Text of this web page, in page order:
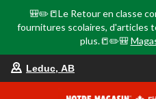
🎒✏️📒Le Retour en classe
fournitures scolaires, d'articles
plus.📒✏️🎒
Leduc, AB